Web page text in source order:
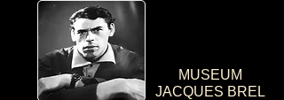
MUSEUM
JACQUES BREL